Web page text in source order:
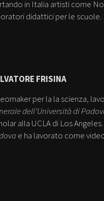
in Italia artisti come
didattici per le scuole.
FRISINA
per la la scienza,
dell’Università di
alla UCLA di Los
e ha lavorato come